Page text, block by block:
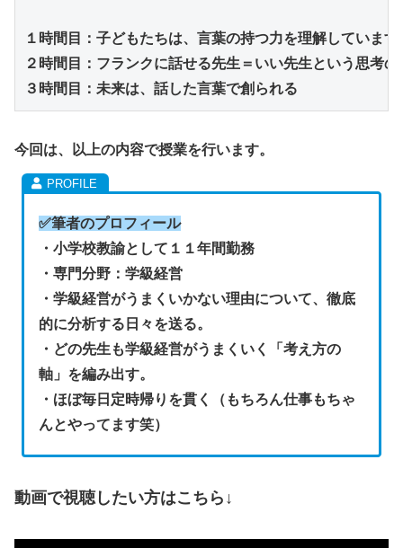
１時間目：子どもたちは、言葉の持つ力を理解しています
２時間目：フランクに話せる先生＝いい先生という思考の
３時間目： 未来は、話した言葉で創られる
今回は、以上の内容で授業を行います。
✅筆者のプロフィール
・小学校教諭として１１年間勤務
・専門分野：学級経営
・学級経営がうまくいかない理由について、徹底
的に分析する日々を送る。
・どの先生も学級経営がうまくいく「考え方の
軸」を編み出す。
・ほぼ毎日定時帰りを貫く（もちろん仕事もちゃ
んとやってます笑）
動画で視聴したい方はこちら↓